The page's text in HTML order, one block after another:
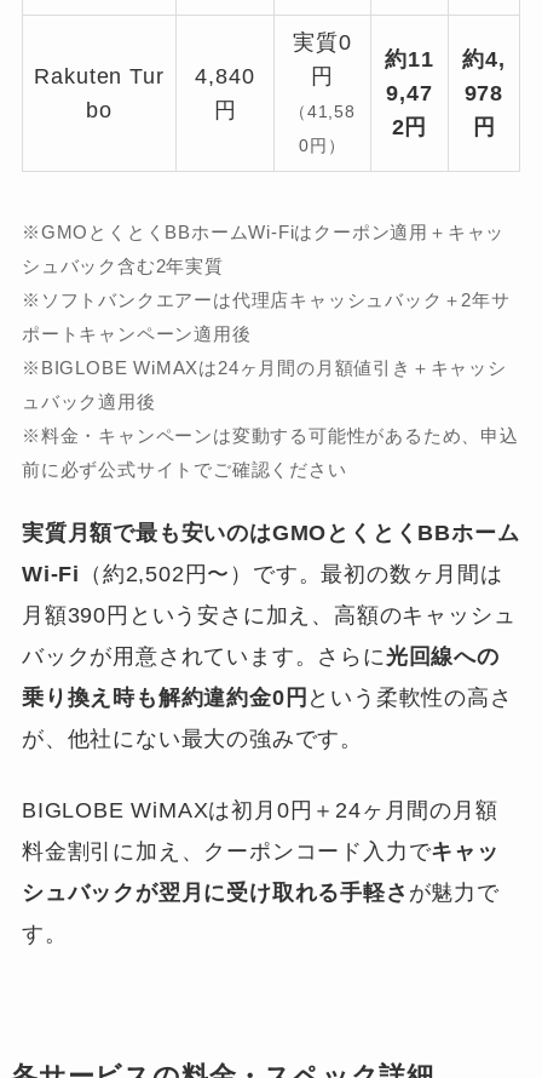
Rakuten Tur
bo
4,840
円
実質0
円
（41,58
0円）
約11
9,47
2円
約4,
978
円
※GMOとくとくBBホームWi-Fiはクーポン適用＋キャッ
シュバック含む2年実質
※ソフトバンクエアーは代理店キャッシュバック＋2年サ
ポートキャンペーン適用後
※BIGLOBE WiMAXは24ヶ月間の月額値引き＋キャッシ
ュバック適用後
※料金・キャンペーンは変動する可能性があるため、申込
前に必ず公式サイトでご確認ください
実質月額で最も安いのはGMOとくとくBBホーム
Wi-Fi （約2,502円〜）です。最初の数ヶ月間は
月額390円という安さに加え、高額のキャッシュ
バックが用意されています。さらに光回線への
乗り換え時も解約違約金0円 という柔軟性の高さ
が、他社にない最大の強みです。
BIGLOBE WiMAXは初月0円＋24ヶ月間の月額
料金割引に加え、クーポンコード入力でキャッ
シュバックが翌月に受け取れる手軽さ が魅力で
す。